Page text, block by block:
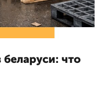
беларуси: что